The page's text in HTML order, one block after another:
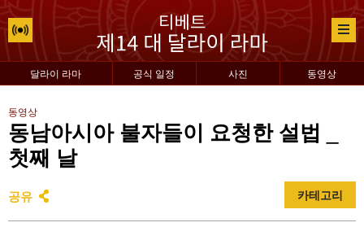
달라이 라마 공식 일정 사진 동영상
동영상
동남아시아 불자들이 요청한 설법 _
첫째 날
공유 카테고리